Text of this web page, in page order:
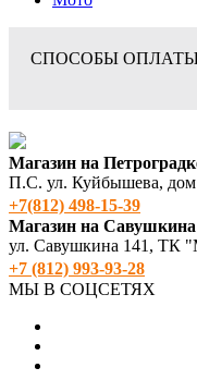
СПОСОБЫ
Магазин на
П.С. ул. Куйбышева, дом
+7(812) 498‑15-39
Магазин на Савушкина
ул. Савушкина 141, ТК
+7 (812) 993-93-28
МЫ В СОЦСЕТЯХ